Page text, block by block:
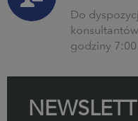
Do
godziny